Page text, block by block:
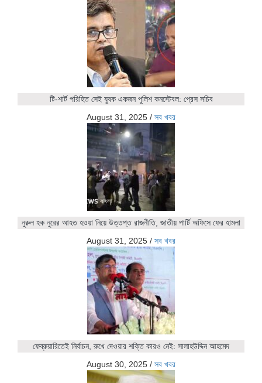
টি-শার্ট পরিহিত সেই যুবক একজন পুলিশ কনস্টেবল: প্রেস সচিব
August 31, 2025 / সব খবর
নুরুল হক নুরের আহত হওয়া নিয়ে উত্তপ্ত রাজনীতি, জাতীয় পার্টি অফিসে ফের হামলা
August 31, 2025 / সব খবর
ফেব্রুয়ারিতেই নির্বাচন, রুখে দেওয়ার শক্তি কারও নেই: সালাহউদ্দিন আহমেদ
August 30, 2025 / সব খবর